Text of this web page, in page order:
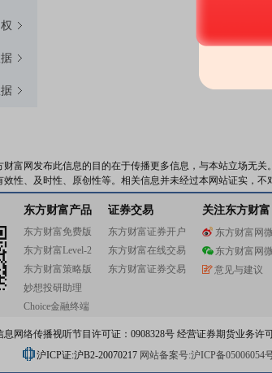
财富网发布此信息的目的在于传播更多信息，与本站立场无
效性、及时性、原创性等。相关信息并未经过本网站证实，不
东方财富产品
东方财富免费版
东方财富Level-2
东方财富策略版
妙想投研助理
Choice金融终端
证券交易
东方财富证券开户
东方财富在线交易
东方财富证券交易
关注东方财富
东方财富网
东方财富网
意见与建议
息网络传播视听节目许可证：0908328号 经营证券期货业务许
沪ICP证:沪B2-20070217 网站备案号:沪ICP备05006054